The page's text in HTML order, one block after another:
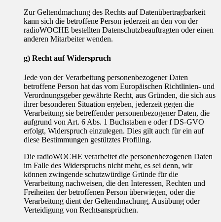
Zur Geltendmachung des Rechts auf Datenübertragbarkeit
kann sich die betroffene Person jederzeit an den von der
radioWOCHE bestellten Datenschutzbeauftragten oder einen
anderen Mitarbeiter wenden.
g) Recht auf Widerspruch
Jede von der Verarbeitung personenbezogener Daten
betroffene Person hat das vom Europäischen Richtlinien- und
Verordnungsgeber gewährte Recht, aus Gründen, die sich aus
ihrer besonderen Situation ergeben, jederzeit gegen die
Verarbeitung sie betreffender personenbezogener Daten, die
aufgrund von Art. 6 Abs. 1 Buchstaben e oder f DS-GVO
erfolgt, Widerspruch einzulegen. Dies gilt auch für ein auf
diese Bestimmungen gestütztes Profiling.
Die radioWOCHE verarbeitet die personenbezogenen Daten
im Falle des Widerspruchs nicht mehr, es sei denn, wir
können zwingende schutzwürdige Gründe für die
Verarbeitung nachweisen, die den Interessen, Rechten und
Freiheiten der betroffenen Person überwiegen, oder die
Verarbeitung dient der Geltendmachung, Ausübung oder
Verteidigung von Rechtsansprüchen.